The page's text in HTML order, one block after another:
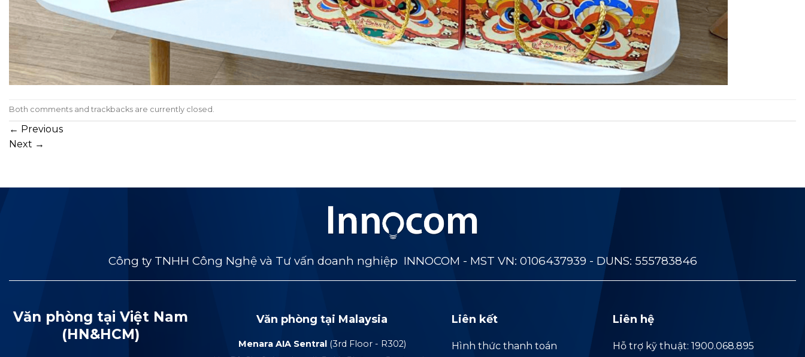
Both comments and trackbacks are currently closed.
← Previous
Next →
Công ty TNHH Công Nghệ và Tư vấn doanh nghiệp INNOCOM - MST VN: 0106437939 - DUNS: 555783846
Văn phòng tại Việt Nam
(HN&HCM)
Văn phòng tại Malaysia
Menara AIA Sentral (3rd Floor - R302)
Liên kết
Hình thức thanh toán
Liên hệ
Hỗ trợ kỹ thuật: 1900.068.895